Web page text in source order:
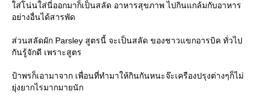
ส่โน่นใส่นี่ออกมาก็เป็นสลัด อาหารสุขภาพ ไปกินแกล้มกับอาหาร
อย่างอื่นได้สารพัด
ส่วนสลัดผัก Parsley สูตรนี้ จะเป็นสลัด ของชาวแขกอารบิค ทั่วไป
กันรู้จักดี เพราะสูตร
ป้าพรก็เอามาจาก เพื่อนที่ทำมาให้กินกันหนะจ๊ะเครืองปรุงต่างๆก็ไม่
ุ่งยากไรมากมายนัก